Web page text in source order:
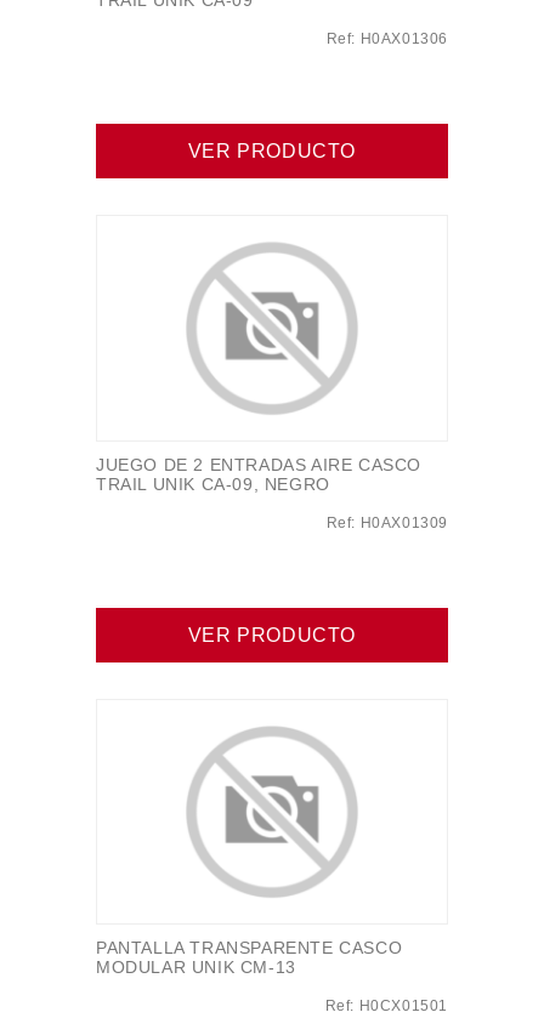
Ref: H0AX01306
VER PRODUCTO
JUEGO DE 2 ENTRADAS AIRE CASCO
TRAIL UNIK CA-09, NEGRO
Ref: H0AX01309
VER PRODUCTO
PANTALLA TRANSPARENTE CASCO
MODULAR UNIK CM-13
Ref: H0CX01501